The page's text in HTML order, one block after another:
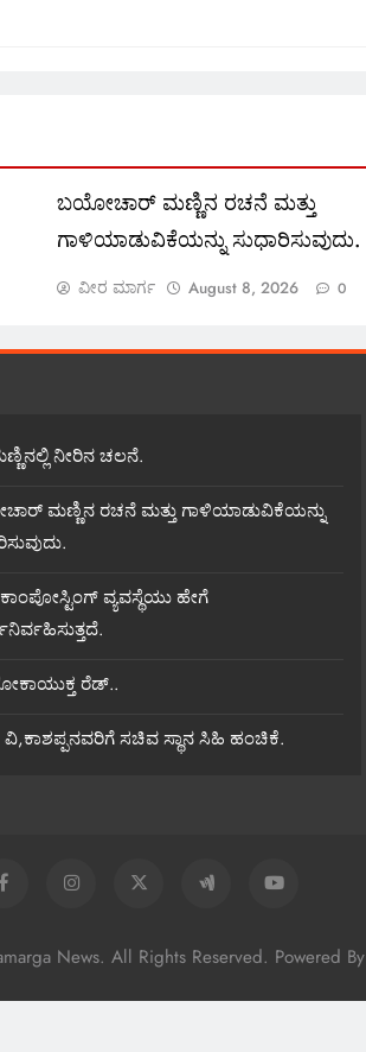
ಬಯೋಚಾರ್ ಮಣ್ಣಿನ ರಚನೆ ಮತ್ತು
ಗಾಳಿಯಾಡುವಿಕೆಯನ್ನು ಸುಧಾರಿಸುವುದು.
ವೀರ ಮಾರ್ಗ August 8, 2026 0
ನೀರಿನ ಚಲನೆ.
ಮಣ್ಣಿನ ರಚನೆ ಮತ್ತು ಗಾಳಿಯಾಡುವಿಕೆಯನ್ನು
ವ್ಯವಸ್ಥೆಯು ಹೇಗೆ
ರೆಡ್..
ವಿ,ಕಾಶಪ್ಪನವರಿಗೆ ಸಚಿವ ಸ್ಥಾನ ಸಿಹಿ ಹಂಚಿಕೆ.
News. All Rights Reserved. Powered By